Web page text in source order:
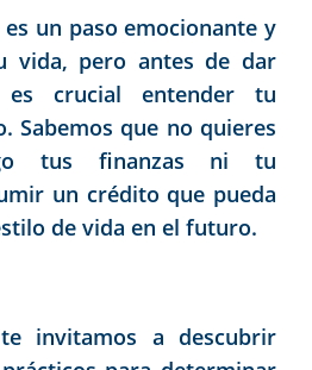
un paso emocionante y
vida, pero antes de dar
crucial entender tu
Sabemos que no quieres
tus finanzas ni tu
un crédito que pueda
de vida en el futuro.
invitamos a descubrir